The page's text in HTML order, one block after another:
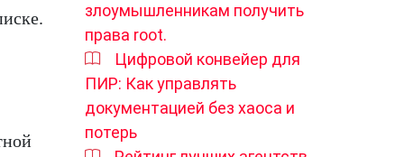
злоумышленникам получить
права root.
Цифровой конвейер для
ПИР: Как управлять
документацией без хаоса и
потерь